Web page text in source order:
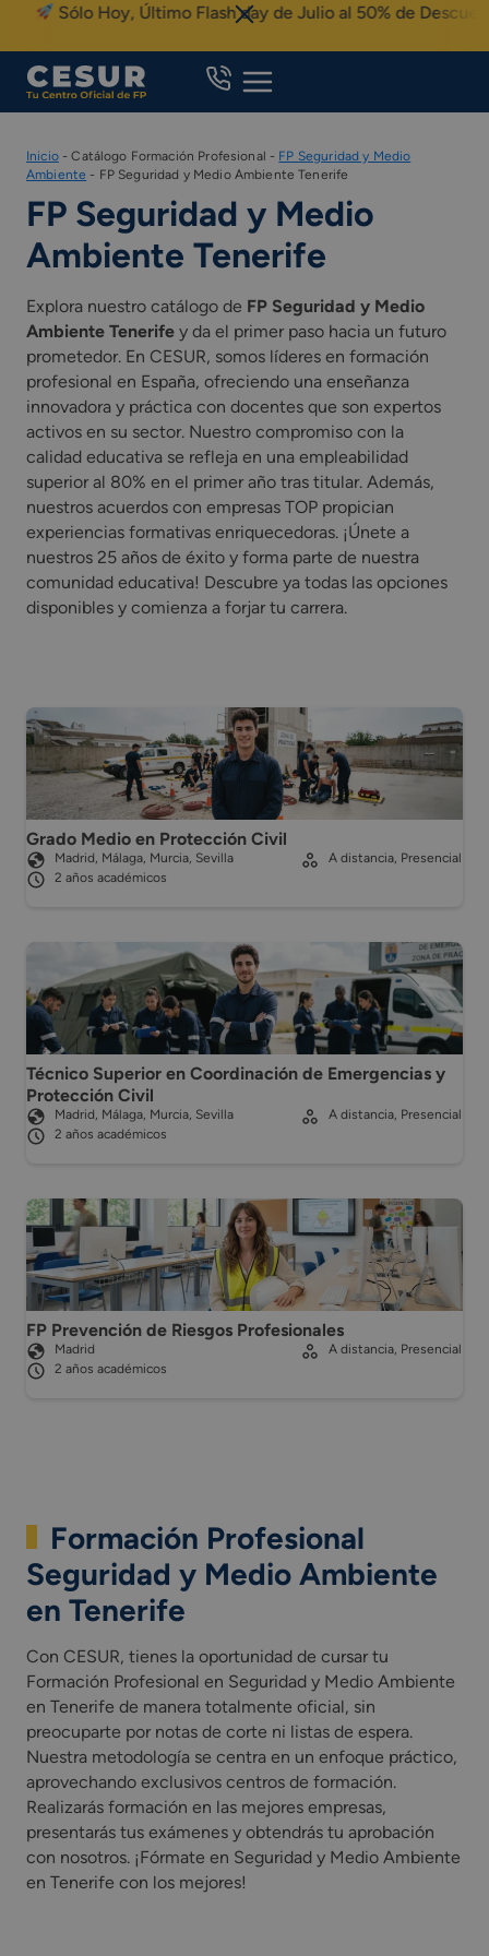
content
Sólo Hoy, Último Flash day de Julio al 50% de Descuento
Inicio-Catálogo Formación Profesional - FP Seguridad y Medio
Ambiente - FP Seguridad y Medio Ambiente Tenerife
FP Seguridad y Medio
Ambiente Tenerife
Explora nuestro catálogo de FP Seguridad y Medio
Ambiente Tenerife y da el primer paso hacia un futuro
prometedor. En CESUR, somos líderes en formación
profesional en España, ofreciendo una enseñanza
innovadora y práctica con docentes que son expertos
activos en su sector. Nuestro compromiso con la
calidad educativa se refleja en una empleabilidad
superior al 80% en el primer año tras titular. Además,
nuestros acuerdos con empresas TOP propician
experiencias formativas enriquecedoras. ¡Únete a
nuestros 25 años de éxito y forma parte de nuestra
comunidad educativa! Descubre ya todas las opciones
disponibles y comienza a forjar tu carrera.
Grado Medio en Protección Civil
Madrid, Málaga, Murcia, Sevilla
2 años académicos
A distancia, Presencial
Técnico Superior en Coordinación de Emergencias y
Protección Civil
Madrid, Málaga, Murcia, Sevilla
2 años académicos
A distancia, Presencial
FP Prevención de Riesgos Profesionales
Madrid
2 años académicos
A distancia, Presencial
Formación Profesional
Seguridad y Medio Ambiente
en Tenerife
Con CESUR, tienes la oportunidad de cursar tu
Formación Profesional en Seguridad y Medio Ambiente
en Tenerife de manera totalmente oficial, sin
preocuparte por notas de corte ni listas de espera.
Nuestra metodología se centra en un enfoque práctico,
aprovechando exclusivos centros de formación.
Realizarás formación en las mejores empresas,
presentarás tus exámenes y obtendrás tu aprobación
con nosotros. ¡Fórmate en Seguridad y Medio Ambiente
en Tenerife con los mejores!